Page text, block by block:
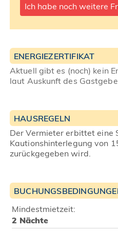
Ich habe noch weitere
ENERGIEZERTIFIKAT
Aktuell gibt es (noch) kein
laut Auskunft des
HAUSREGELN
Der Vermieter erbittet eine
Kautionshinterlegung von
zurückgegeben wird.
Mindestmietzeit:
2 Nächte